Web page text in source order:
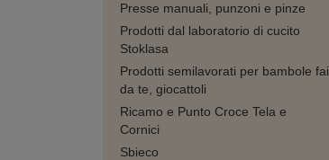
Presse manuali, punzoni e pinze
Prodotti dal laboratorio di cucito
Stoklasa
Prodotti semilavorati per bambole fai
da te, giocattoli
Ricamo e Punto Croce Tela e
Cornici
Sbieco